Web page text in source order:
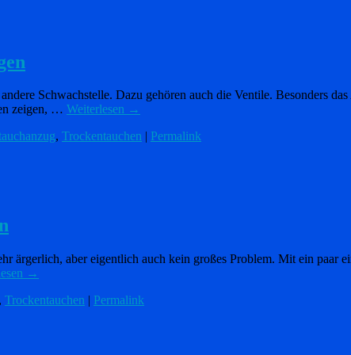
Schwachstelle. Dazu gehören auch die Ventile. Besonders
zeigen, … Weiterlesen →
, Trockentauchen Permalink
ärgerlich, aber eigentlich auch kein großes Problem. Mit ein paar
→
Trockentauchen | Permalink